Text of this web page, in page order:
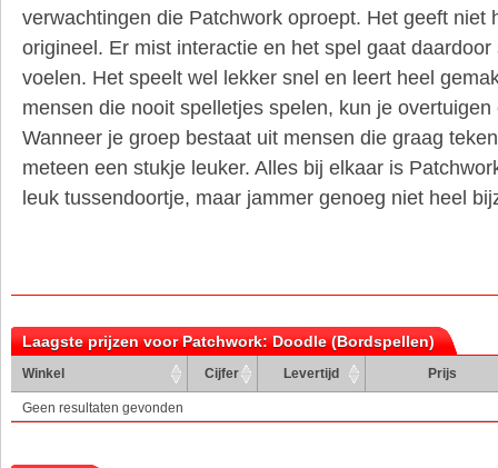
verwachtingen die Patchwork oproept. Het geeft niet
origineel. Er mist interactie en het spel gaat
voelen. Het speelt wel lekker snel en leert heel
mensen die nooit spelletjes spelen, kun je
Wanneer je groep bestaat uit mensen die graag
meteen een stukje leuker. Alles bij elkaar is
leuk tussendoortje, maar jammer genoeg niet heel
Laagste prijzen voor Patchwork: Doodle (Bordspellen)
Winkel Cijfer Levertijd Prijs
Geen resultaten gevonden